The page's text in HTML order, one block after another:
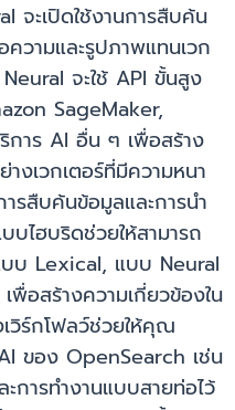
จะเปิดใช้งานการสืบค้น
วามและรูปภาพแทนเวก
จะใช้ API ขั้นสูง
SageMaker,
าร AI อื่น ๆ เพื่อสร้าง
งเวกเตอร์ที่มีความหนา
ารสืบค้นข้อมูลและการนำ
บไฮบริดช่วยให้สามารถ
บ Lexical, แบบ Neural
พื่อสร้างความเกี่ยวข้องใน
วิร์กโฟลว์ช่วยให้คุณ
ของ OpenSearch เช่น
การทำงานแบบสายท่อไว้